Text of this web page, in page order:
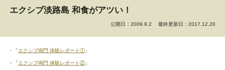
エクシブ淡路島 和食がアツい！
公開日：2009.9.2 最終更新日：2017.12.20
・「エクシブ鳴門 体験レポート① 」
・「エクシブ鳴門 体験レポート② 」